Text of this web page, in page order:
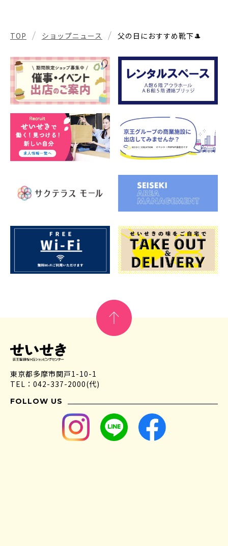
TOP ショップニュース 父の日におすすめ靴下🎩
東京都多摩市関戸1-10-1
TEL：042-337-2000(代)
FOLLOW US